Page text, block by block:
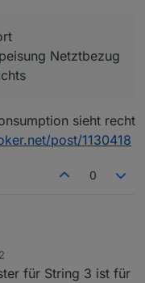
sei jedem selbst
Netztbezug
sieht recht
post/1130418
0
für String 3 ist für